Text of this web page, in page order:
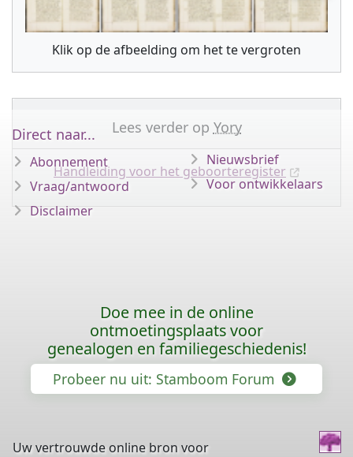
Klik op de afbeelding om het te vergroten
Lees verder op Yory
Handleiding voor het geboorteregister
Direct naar...
Abonnement
Vraag/antwoord
Disclaimer
Nieuwsbrief
Voor ontwikkelaars
Doe mee in de online
ontmoetingsplaats voor
genealogen en familiegeschiedenis!
Probeer nu uit: Stamboom Forum
Uw vertrouwde online bron voor